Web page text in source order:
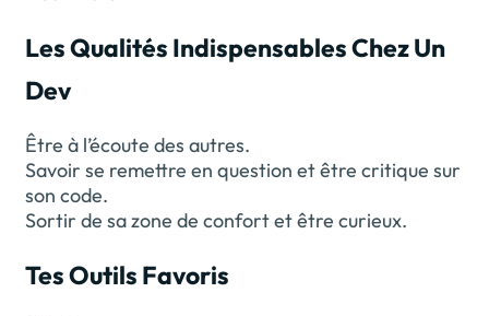
Les Qualités Indispensables Chez Un
Dev
Être à l’écoute des autres.
Savoir se remettre en question et être critique sur
son code.
Sortir de sa zone de confort et être curieux.
Tes Outils Favoris